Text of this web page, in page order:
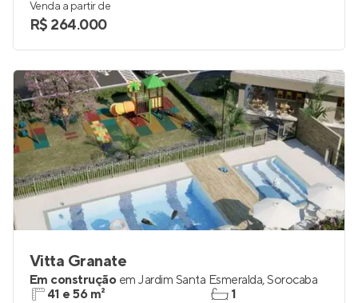
Venda a partir de
R$ 264.000
Vitta Granate
Em construção em Jardim Santa Esmeralda,Sorocaba
41 e 56 m²
1